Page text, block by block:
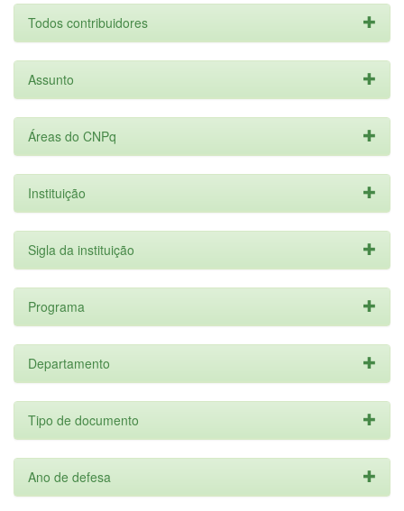
Todos contribuidores
Assunto
Áreas do CNPq
Instituição
Sigla da instituição
Programa
Departamento
Tipo de documento
Ano de defesa